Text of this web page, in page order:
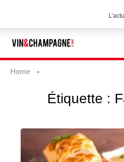
Français
Home
Étiquette :